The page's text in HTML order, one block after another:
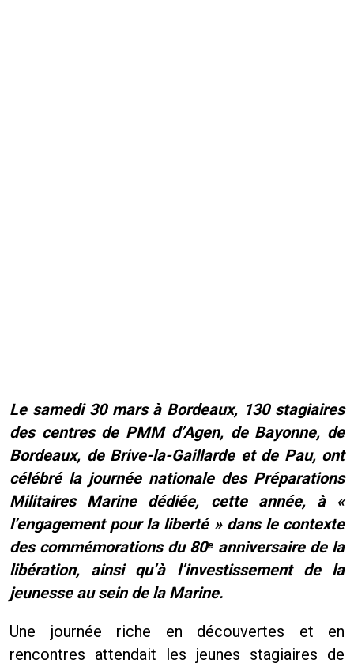
Le samedi 30 mars à Bordeaux, 130 stagiaires
des centres de PMM d’Agen, de Bayonne, de
Bordeaux, de Brive-la-Gaillarde et de Pau, ont
célébré la journée nationale des Préparations
Militaires Marine dédiée, cette année, à «
l’engagement pour la liberté » dans le contexte
des commémorations du 80ᵉ anniversaire de la
libération, ainsi qu’à l’investissement de la
jeunesse au sein de la Marine.
Une journée riche en découvertes et en
rencontres attendait les jeunes stagiaires de